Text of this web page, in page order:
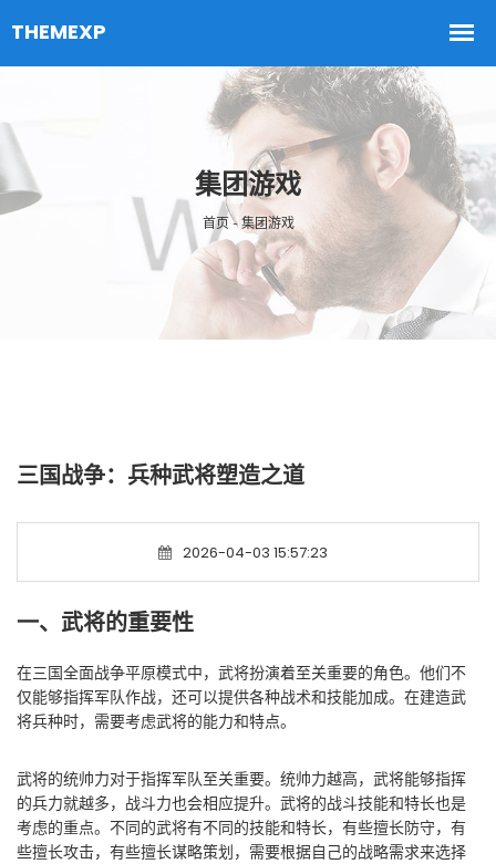
集团游戏
首页 - 集团游戏
三国战争：兵种武将塑造之道
2026-04-03 15:57:23
一、武将的重要性
在三国全面战争平原模式中，武将扮演着至关重要的角色。他们不
仅能够指挥军队作战，还可以提供各种战术和技能加成。在建造武
将兵种时，需要考虑武将的能力和特点。
武将的统帅力对于指挥军队至关重要。统帅力越高，武将能够指挥
的兵力就越多，战斗力也会相应提升。武将的战斗技能和特长也是
考虑的重点。不同的武将有不同的技能和特长，有些擅长防守，有
些擅长攻击，有些擅长谋略策划，需要根据自己的战略需求来选择